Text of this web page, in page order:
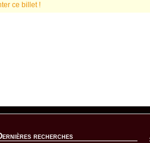
ce billet !
recherches